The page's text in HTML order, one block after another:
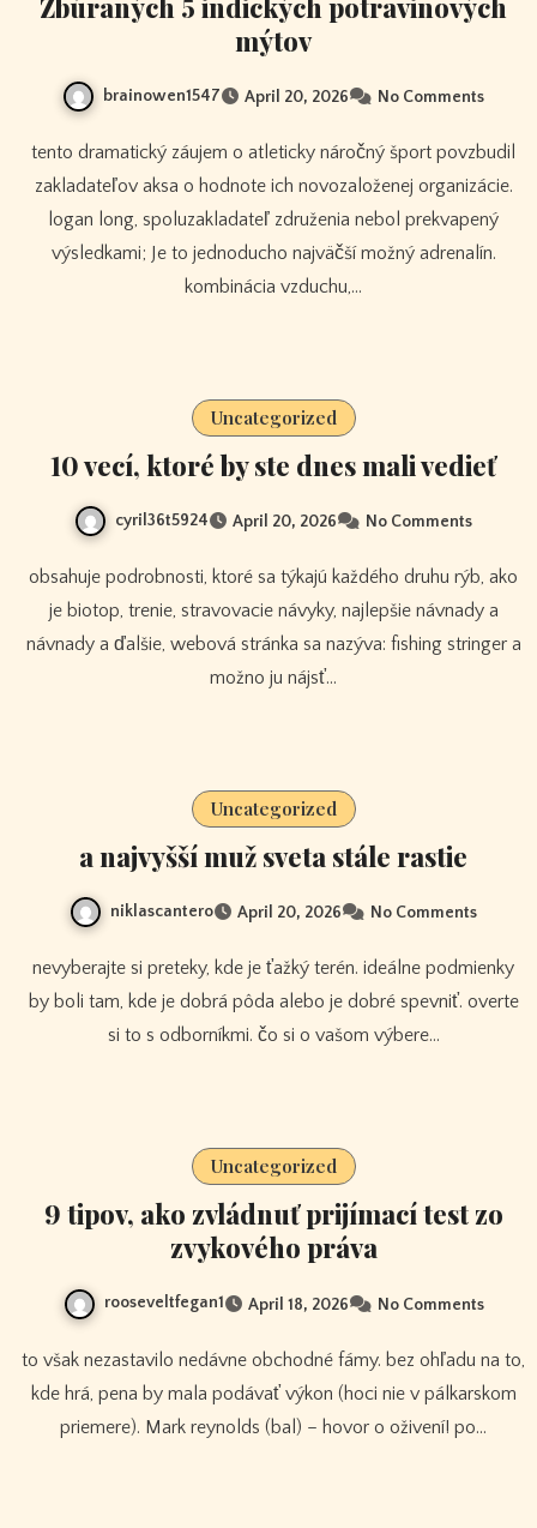
mýtov
brainowen1547 April 20, 2026 No Comments
tento dramatický záujem o atleticky náročný šport povzbudil
zakladateľov aksa o hodnote ich novozaloženej organizácie.
logan long, spoluzakladateľ združenia nebol prekvapený
výsledkami; Je to jednoducho najväčší možný adrenalín.
kombinácia vzduchu,…
Uncategorized
10 vecí, ktoré by ste dnes mali vedieť
cyril36t5924 April 20, 2026 No Comments
obsahuje podrobnosti, ktoré sa týkajú každého druhu rýb, ako
je biotop, trenie, stravovacie návyky, najlepšie návnady a
návnady a ďalšie, webová stránka sa nazýva: fishing stringer a
možno ju nájsť…
Uncategorized
a najvyšší muž sveta stále rastie
niklascantero April 20, 2026 No Comments
nevyberajte si preteky, kde je ťažký terén. ideálne podmienky
by boli tam, kde je dobrá pôda alebo je dobré spevniť. overte
si to s odborníkmi. čo si o vašom výbere…
Uncategorized
9 tipov, ako zvládnuť prijímací test zo
zvykového práva
rooseveltfegan1 April 18, 2026 No Comments
to však nezastavilo nedávne obchodné fámy. bez ohľadu na to,
kde hrá, pena by mala podávať výkon (hoci nie v pálkarskom
priemere). Mark reynolds (bal) – hovor o oživení! po…